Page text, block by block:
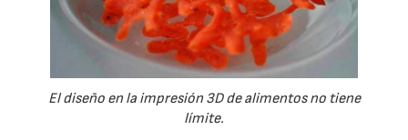
El diseño en la impresión 3D de alimentos no tiene
límite.